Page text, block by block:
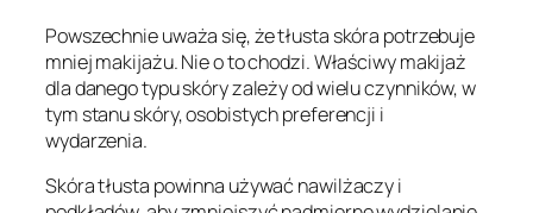
Powszechnie uważa się, że tłusta skóra potrzebuje
mniej makijażu. Nie o to chodzi. Właściwy makijaż
dla danego typu skóry zależy od wielu czynników, w
tym stanu skóry, osobistych preferencji i
wydarzenia.
Skóra tłusta powinna używać nawilżaczy i